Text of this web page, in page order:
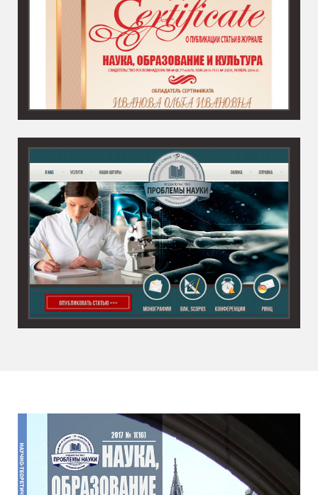
Наука, образование и культура
«Проблемы науки»